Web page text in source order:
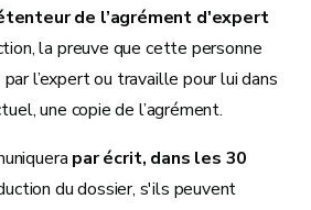
de l’agrément d'expert
la preuve que cette personne
l’expert ou travaille pour lui dans
une copie de l’agrément.
par écrit, dans les 30
du dossier, s'ils peuvent